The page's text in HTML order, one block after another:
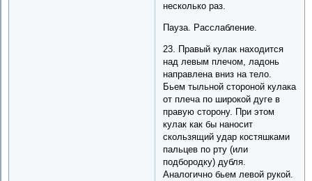
несколько раз.
Пауза. Расслабление.
23. Правый кулак находится
над левым плечом, ладонь
направлена вниз на тело.
Бьем тыльной стороной кулака
от плеча по широкой дуге в
правую сторону. При этом
кулак как бы наносит
скользящий удар костяшками
пальцев по рту (или
подбородку) дубля.
Аналогично бьем левой рукой.